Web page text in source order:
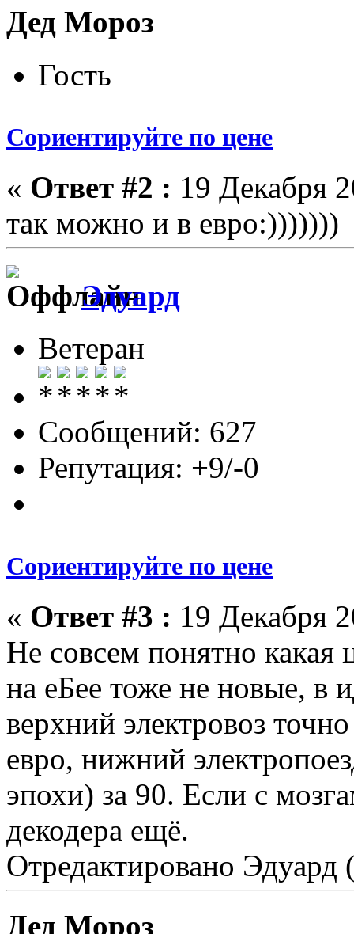
Дед Мороз
Гость
Сориентируйте по цене
« Ответ #2 : 19 Декабря
так можно и в евро:)))))))
Эдуард
Ветеран
Сообщений: 627
Репутация: +9/-0
Сориентируйте по цене
« Ответ #3 : 19 Декабря
Не совсем понятно какая
на еБее тоже не новые, в
верхний электровоз
евро, нижний
эпохи) за 90. Если с
декодера ещё.
Отредактировано
Дед Мороз